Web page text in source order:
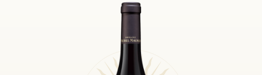
L'esprit du domaine